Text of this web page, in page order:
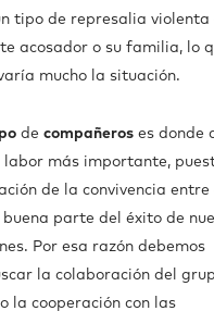
tipo de represalia violenta
acosador o su familia, lo
mucho la situación.
de compañeros es donde
labor más importante,
de la convivencia entre
parte del éxito de
Por esa razón debemos
la colaboración del
la cooperación con las